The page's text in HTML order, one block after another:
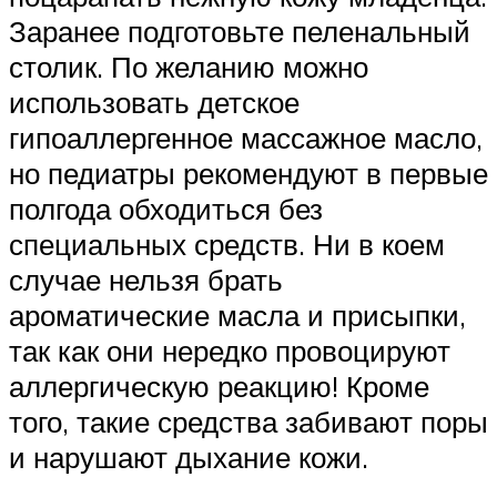
Заранее подготовьте пеленальный
столик. По желанию можно
использовать детское
гипоаллергенное массажное масло,
но педиатры рекомендуют в первые
полгода обходиться без
специальных средств. Ни в коем
случае нельзя брать
ароматические масла и присыпки,
так как они нередко провоцируют
аллергическую реакцию! Кроме
того, такие средства забивают поры
и нарушают дыхание кожи.